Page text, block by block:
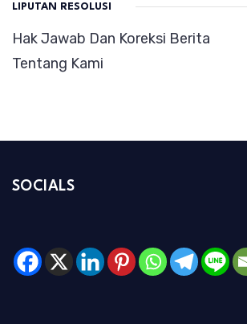
LIPUTAN RESOLUSI
Hak Jawab Dan Koreksi Berita
Tentang Kami
SOCIALS